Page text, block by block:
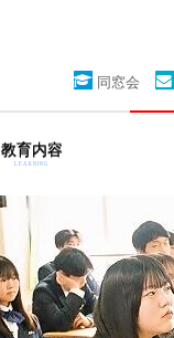
同窓会
教育内容
LEARNING